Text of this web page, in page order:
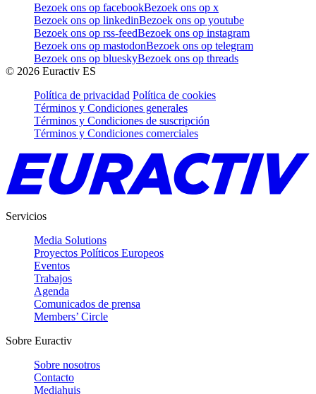
Bezoek ons op facebookBezoek ons op x
Bezoek ons op linkedinBezoek ons op youtube
Bezoek ons op rss-feedBezoek ons op instagram
Bezoek ons op mastodonBezoek ons op telegram
Bezoek ons op blueskyBezoek ons op threads
© 2026 Euractiv ES
Política de privacidad Política de cookies
Términos y Condiciones generales
Términos y Condiciones de suscripción
Términos y Condiciones comerciales
Servicios
Media Solutions
Proyectos Políticos Europeos
Eventos
Trabajos
Agenda
Comunicados de prensa
Members’ Circle
Sobre Euractiv
Sobre nosotros
Contacto
Mediahuis